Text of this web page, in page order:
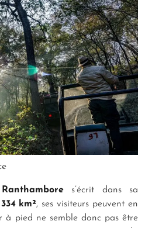
s’écrit dans sa
334 km², ses visiteurs peuvent en
à pied ne semble donc pas être